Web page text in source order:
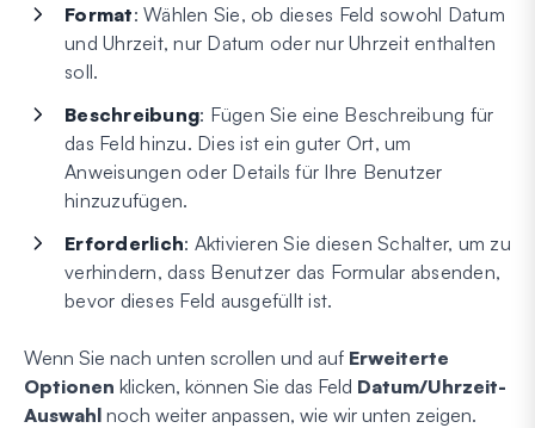
Format: Wählen Sie, ob dieses Feld sowohl Datum
und Uhrzeit, nur Datum oder nur Uhrzeit enthalten
soll.
Beschreibung: Fügen Sie eine Beschreibung für
das Feld hinzu. Dies ist ein guter Ort, um
Anweisungen oder Details für Ihre Benutzer
hinzuzufügen.
Erforderlich: Aktivieren Sie diesen Schalter, um zu
verhindern, dass Benutzer das Formular absenden,
bevor dieses Feld ausgefüllt ist.
Wenn Sie nach unten scrollen und auf Erweiterte
Optionen klicken, können Sie das Feld Datum/Uhrzeit-
Auswahl noch weiter anpassen, wie wir unten zeigen.